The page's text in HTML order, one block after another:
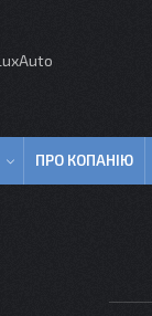
ПРО КОПАНІЮ